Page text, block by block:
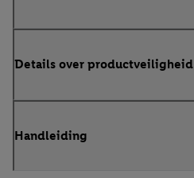
Details over productveiligheid
Handleiding